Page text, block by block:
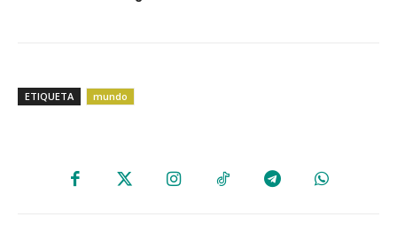
ETIQUETA mundo